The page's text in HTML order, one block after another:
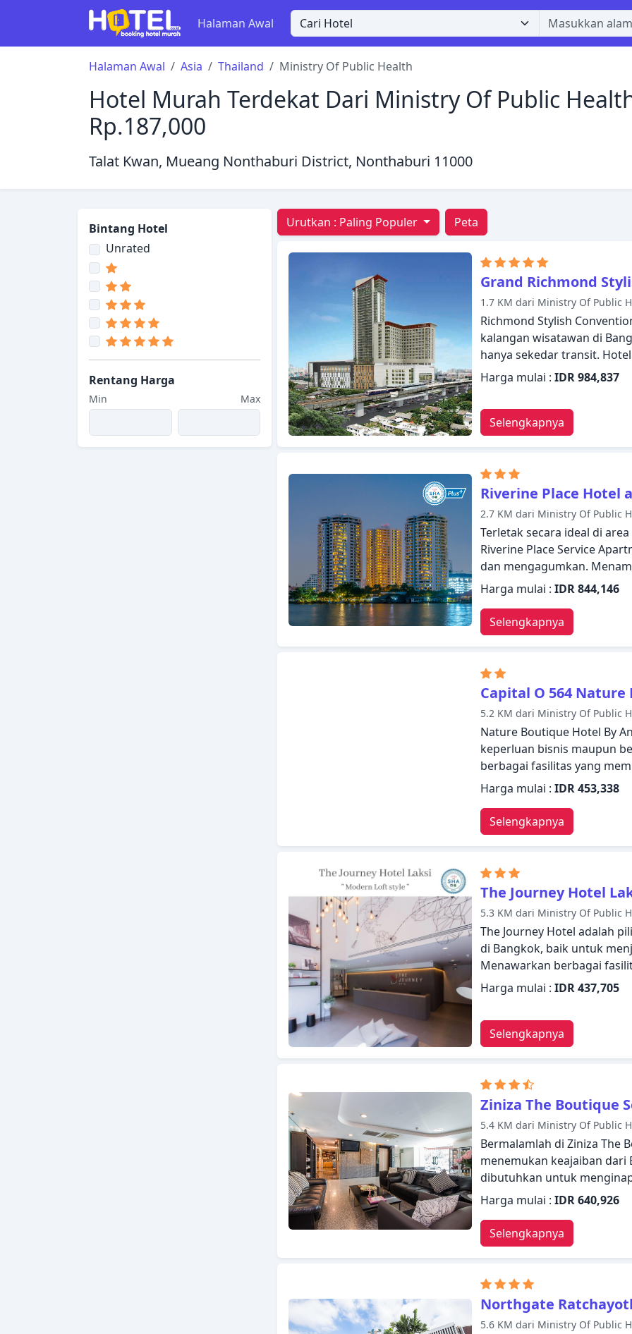
Halaman Awal
Halaman Awal Asia Thailand Ministry Of Public Health
Hotel Murah Terdekat Dari Ministry Of Public
Rp.187,000
Talat Kwan, Mueang Nonthaburi District, Nonthaburi 11000
Bintang Hotel
Unrated
Rentang Harga
Min Max
Urutkan : Paling Populer Peta
Grand Richmond
1.7 KM dari Ministry Of Public
Richmond Stylish
kalangan wisatawan di
hanya sekedar transit.
memastikan Anda
kamar 24 jam, WiFi gratis
kebersihan harian, toko
hotel ini. Semua kamar
tamu merasa seperti di
cermin, linen. Pulihkan diri
kenyamanan kamar Anda
termasuk hot tub, sauna,
Richmond Stylish
untuk menjelajahi
menyegarkan diri.
Harga mulai :IDR 984,837
Selengkapnya
Riverine Place Hotel
2.7 KM dari Ministry Of Public
Terletak secara ideal di
Riverine Place Service
dan mengagumkan.
akan merasakan bahwa
WiFi gratis di semua
layanan kebersihan harian
yang ditawarkan. Setiap
dengan fasilitas yang
beraktivitas dan nikmati
kebugaran, sauna, kolam
handal dan staf profesional,
memenuhi kebutuhan
Harga mulai :IDR 844,146
Selengkapnya
Capital O 564
5.2 KM dari Ministry Of Public
Nature Boutique Hotel By
keperluan bisnis maupun
berbagai fasilitas yang
menyenangkan. WiFi gratis
harian, satpam 24 jam,
oleh/cinderamata hanyalah
ditawarkan. Semua kamar
tamu merasa seperti di
dengan televisi layar datar,
cermin, sofa. Properti ini
rekreasi. Suasana yang
harapkan selama
Harga mulai :IDR 453,338
Selengkapnya
The Journey Hotel
5.3 KM dari Ministry Of Public
The Journey Hotel adalah
di Bangkok, baik untuk
Menawarkan berbagai
semua yang Anda
gratis di semua kamar,
dengan segala fasilitas
nyaman. Di beberapa
di hotel ini meluas hingga
kebugaran. Dengan
Hotel memenuhi kebutuhan
Harga mulai :IDR 437,705
Selengkapnya
Ziniza The Boutique
5.4 KM dari Ministry Of Public
Bermalamlah di Ziniza The
menemukan keajaiban dari
dibutuhkan untuk
kamar, akses mudah untuk
oleh/cinderamata, layanan
fasilitas yang ditawarkan.
dilengkapi dengan fasilitas
meluas hingga fasilitas
spa, pijat. Apa pun alasan
Boutique Service
seperti di rumah.
Harga mulai :IDR 640,926
Selengkapnya
Northgate
5.6 KM dari Ministry Of Public